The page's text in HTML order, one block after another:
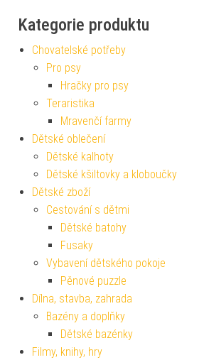
Kategorie produktu
Chovatelské potřeby
Pro psy
Hračky pro psy
Teraristika
Mravenčí farmy
Dětské oblečení
Dětské kalhoty
Dětské kšiltovky a kloboučky
Dětské zboží
Cestování s dětmi
Dětské batohy
Fusaky
Vybavení dětského pokoje
Pěnové puzzle
Dílna, stavba, zahrada
Bazény a doplňky
Dětské bazénky
Filmy, knihy, hry